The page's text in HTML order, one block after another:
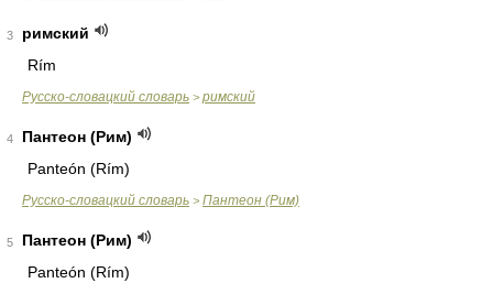
3
римский
Rím
Русско-словацкий словарь > римский
4
Пантеон (Рим)
Panteón (Rím)
Русско-словацкий словарь > Пантеон (Рим)
5
Пантеон (Рим)
Panteón (Rím)